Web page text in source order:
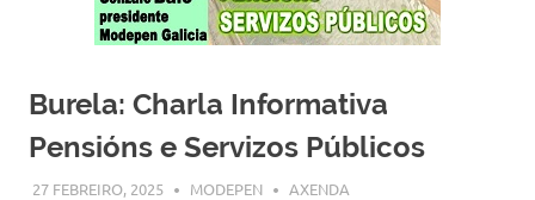
Burela: Charla Informativa
Pensións e Servizos Públicos
27 FEBREIRO, 2025 MODEPEN AXENDA